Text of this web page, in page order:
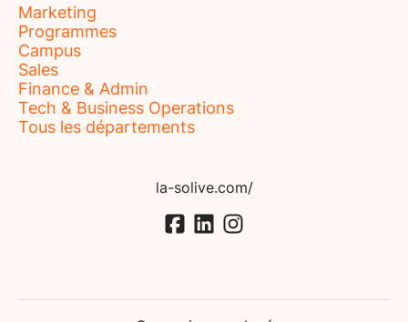
Marketing
Programmes
Campus
Sales
Finance & Admin
Tech & Business Operations
Tous les départements
la-solive.com/